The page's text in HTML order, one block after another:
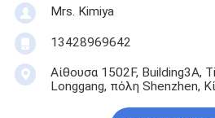
Mrs. Kimiya
13428969642
Αίθουσα 1502F, Building3A,
Longgang, πόλη Shenzhen,